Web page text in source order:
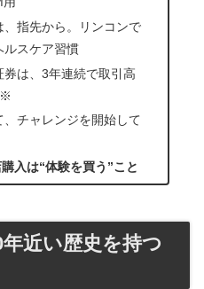
、指先から。リンコンで
ルスケア習慣
券は、3年連続で取引高
※
チャレンジを開始して
入は“体験を買う”こと
近い歴史を持つ